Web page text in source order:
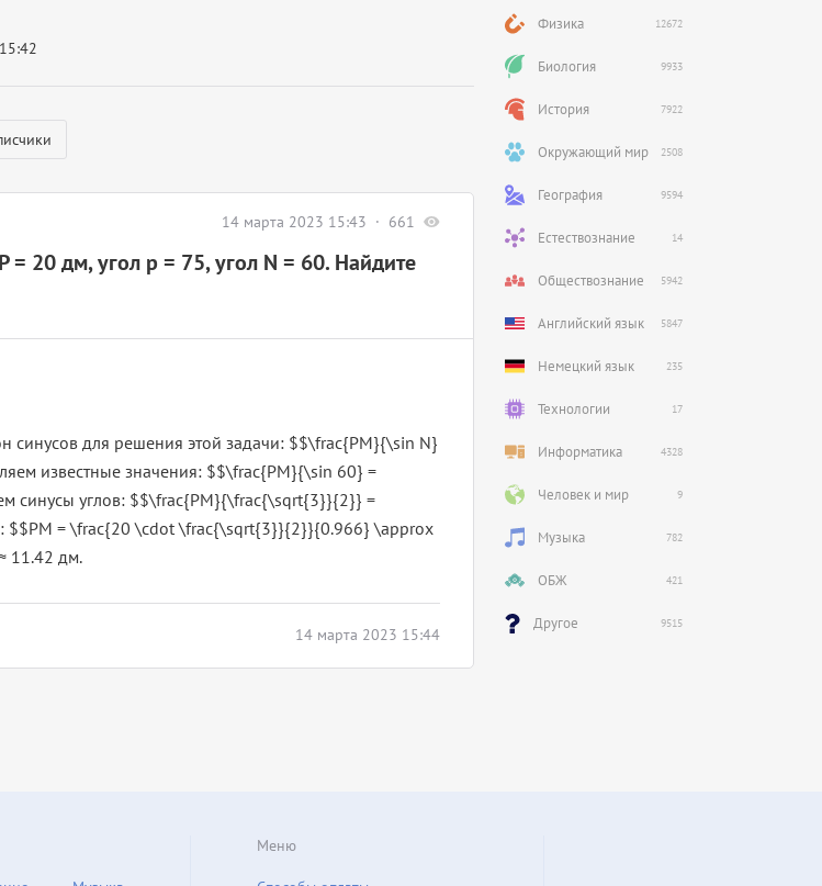
14 марта 2023 15:43 661
= 20 дм, угол p = 75, угол N = 60. Найдите
синусов для решения этой задачи: $$\frac{PM}{\sin N}
известные значения: $$\frac{PM}{\sin 60} =
синусы углов: $$\frac{PM}{\frac{\sqrt{3}}{2}} =
= \frac{20 \cdot \frac{\sqrt{3}}{2}}{0.966} \approx
11.42 дм.
14 марта 2023 15:44
Физика 12672
Биология 9933
История 7922
Окружающий мир 2508
География 9594
Естествознание 14
Обществознание 5942
Английский язык 5847
Немецкий язык 235
Технологии 17
Информатика 4328
Человек и мир 9
Музыка 782
ОБЖ 421
Другое 9515
Меню